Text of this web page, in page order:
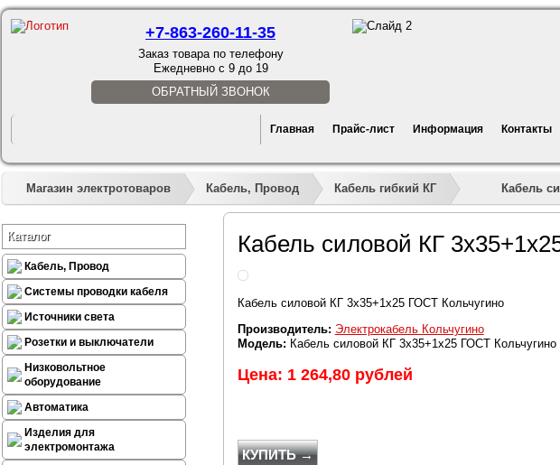
+7-863-260-11-35
Заказ товара по телефону
Ежедневно с 9 до 19
ОБРАТНЫЙ ЗВОНОК
Главная Прайс-лист Информация Контакты
Магазин электротоваров »
Кабель, Провод »
Кабель гибкий КГ Кабель
Каталог
Кабель, Провод
Системы проводки кабеля
Источники света
Розетки и выключатели
Низковольтное
оборудование
Автоматика
Изделия для
электромонтажа
Кабель силовой КГ
Кабель силовой КГ 3х35+1х25 ГОСТ Кольчугино
Производитель: Электрокабель Кольчугино
Модель: Кабель силовой КГ 3х35+1х25 ГОСТ Кольчугино
Цена: 1 264,80 рублей
КУПИТЬ →